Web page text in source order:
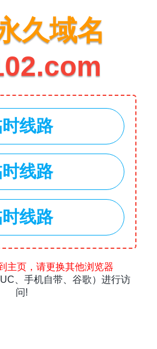
久域名
线路
线路
线路
主页，请更换其他浏览器
、手机自带、谷歌）进行访
问!